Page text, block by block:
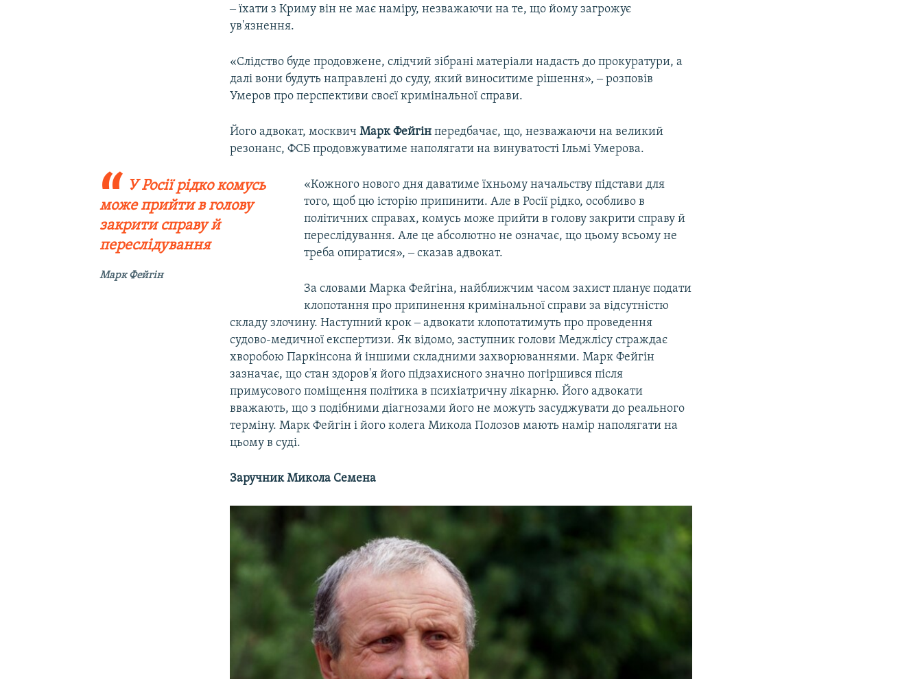
‒ їхати з Криму він не має наміру, незважаючи на те, що йому загрожує
ув'язнення.
«Слідство буде продовжене, слідчий зібрані матеріали надасть до прокуратури, а
далі вони будуть направлені до суду, який виноситиме рішення», ‒ розповів
Умеров про перспективи своєї кримінальної справи.
Його адвокат, москвичМарк Фейгін передбачає, що, незважаючи на великий
резонанс, ФСБ продовжуватиме наполягати на винуватості Ільмі Умерова.
У Росії рідко комусь
може прийти в голову
закрити справу й
переслідування
Марк Фейгін
«Кожного нового дня даватиме їхньому начальству підстави для
того, щоб цю історію припинити. Але в Росії рідко, особливо в
політичних справах, комусь може прийти в голову закрити справу й
переслідування. Але це абсолютно не означає, що цьому всьому не
треба опиратися», ‒ сказав адвокат.
За словами Марка Фейгіна, найближчим часом захист планує подати
клопотання про припинення кримінальної справи за відсутністю
складу злочину. Наступний крок ‒ адвокати клопотатимуть про проведення
судово-медичної експертизи. Як відомо, заступник голови Меджлісу страждає
хворобою Паркінсона й іншими складними захворюваннями. Марк Фейгін
зазначає, що стан здоров'я його підзахисного значно погіршився після
примусового поміщення політика в психіатричну лікарню. Його адвокати
вважають, що з подібними діагнозами його не можуть засуджувати до реального
терміну. Марк Фейгін і його колега Микола Полозов мають намір наполягати на
цьому в суді.
Заручник Микола Семена